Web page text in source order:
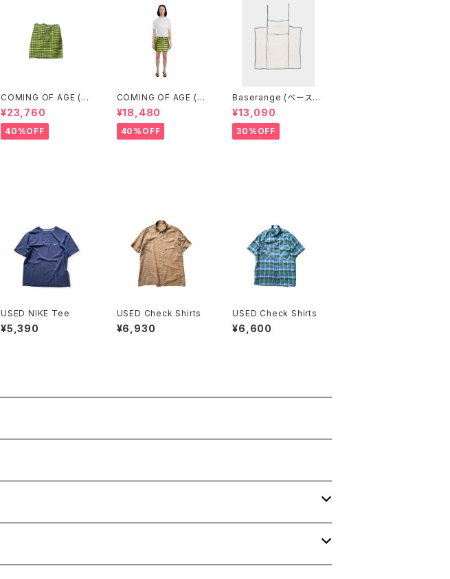
COMING OF AGE (カ
ミングオブエイジ) DRA
WSTRING MIDI SKIR
T（GINGHAM LIME/B
LACK）
¥23,760
40%OFF
COMING OF AGE (カ
ミングオブエイジ) DRA
WSTRING MINI SKIR
T (GINGHAM LIME/B
LACK）
¥18,480
40%OFF
Baserange (ベースレ
ンジ) SHOK SQUARE
TOP (Off White)
¥13,090
30%OFF
USED NIKE Tee
¥5,390
USED Check Shirts
¥6,930
USED Check Shirts
¥6,600